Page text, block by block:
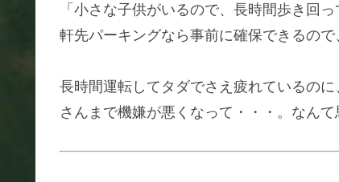
「小さな子供がいるので、長時間歩き回
軒先パーキングなら事前に確保できるの
長時間運転してタダでさえ疲れているの
さんまで機嫌が悪くなって・・・。なんて